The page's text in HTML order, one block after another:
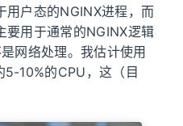
用户态的NGINX进程，而
要用于通常的NGINX逻辑
网络处理。我估计使用
5-10%的CPU，这（目